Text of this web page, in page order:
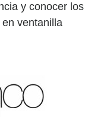
y conocer los
ventanilla